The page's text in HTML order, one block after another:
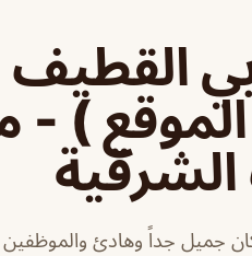
القطيف
الموقع ) -
جميل جداً وهادئ